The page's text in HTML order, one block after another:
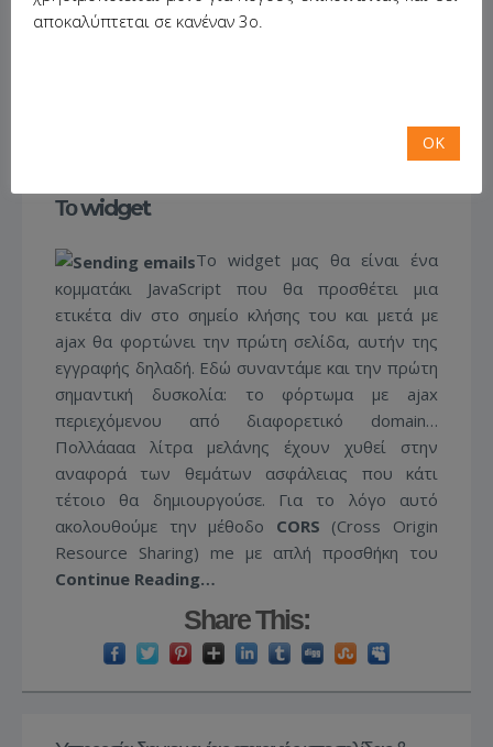
Το widget
Το widget μας θα είναι ένα
κομματάκι JavaScript που θα προσθέτει μια
ετικέτα div στο σημείο κλήσης του και μετά με
ajax θα φορτώνει την πρώτη σελίδα, αυτήν της
εγγραφής δηλαδή. Εδώ συναντάμε και την πρώτη
σημαντική δυσκολία: το φόρτωμα με ajax
περιεχόμενου από διαφορετικό domain…
Πολλάααα λίτρα μελάνης έχουν χυθεί στην
αναφορά των θεμάτων ασφάλειας που κάτι
τέτοιο θα δημιουργούσε. Για το λόγο αυτό
ακολουθούμε την μέθοδο CORS (Cross Origin
Resource Sharing) me με απλή προσθήκη του
Continue Reading…
Share This:
αποκαλύπτεται σε κανέναν 3ο.
OK